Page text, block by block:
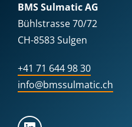
BMS Sulmatic AG
Bühlstrasse 70/72
CH-8583 Sulgen
+41 71 644 98 30
info@bmssulmatic.ch